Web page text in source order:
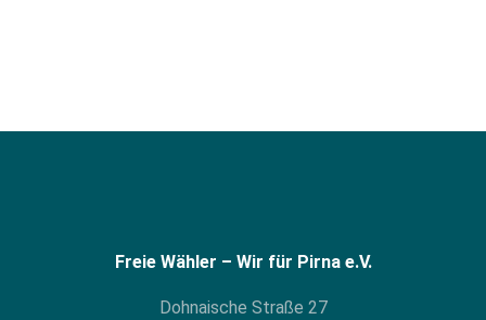
Freie Wähler – Wir für Pirna e.V.
Dohnaische Straße 27